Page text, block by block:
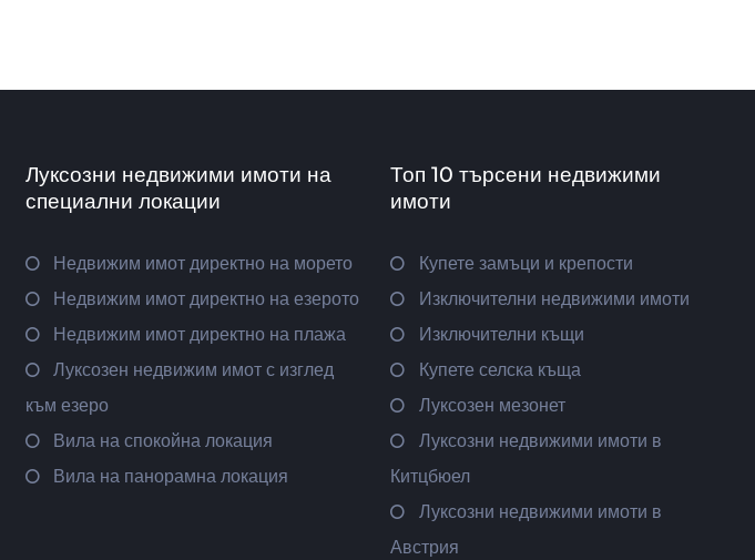
Луксозни недвижими имоти на
специални локации
Недвижим имот директно на морето
Недвижим имот директно на езерото
Недвижим имот директно на плажа
Луксозен недвижим имот с изглед
към езеро
Вила на спокойна локация
Вила на панорамна локация
Топ 10 търсени недвижими
имоти
Купете замъци и крепости
Изключителни недвижими имоти
Изключителни къщи
Купете селска къща
Луксозен мезонет
Луксозни недвижими имоти в
Китцбюел
Луксозни недвижими имоти в
Австрия